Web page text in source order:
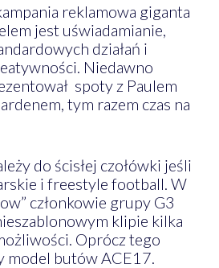
reklamowa giganta
jest uświadamianie,
działań i
Niedawno
spoty z Paulem
tym razem czas na
do ścisłej czołówki jeśli
i freestyle football. W
członkowie grupy G3
klipie kilka
Oprócz tego
model butów ACE17.